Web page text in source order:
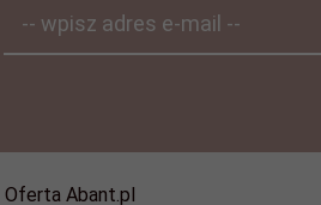
-- wpisz adres e-mail --
Oferta Abant.pl